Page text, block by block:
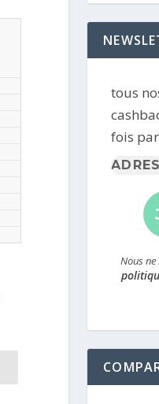
tous
fois
Nous